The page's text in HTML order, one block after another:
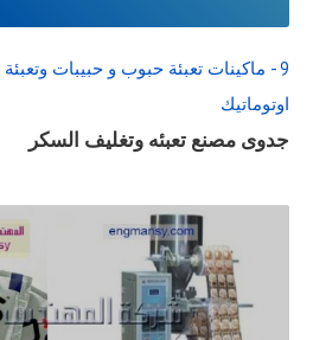
9 - ماكينات تعبئة حبوب و حبيبات
اوتوماتيك
جدوى مصنع تعبئه وتغليف السكر